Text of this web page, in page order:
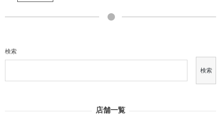
検索
検索
店舗一覧